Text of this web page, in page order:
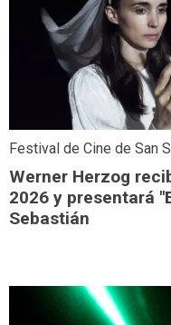
Festival de Cine de San
Werner Herzog
2026 y presentará
Sebastián